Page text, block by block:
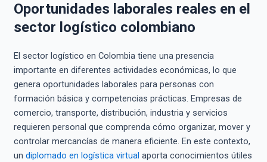
Oportunidades laborales reales en el
sector logístico colombiano
El sector logístico en Colombia tiene una presencia
importante en diferentes actividades económicas, lo que
genera oportunidades laborales para personas con
formación básica y competencias prácticas. Empresas de
comercio, transporte, distribución, industria y servicios
requieren personal que comprenda cómo organizar, mover y
controlar mercancías de manera eficiente. En este contexto,
un diplomado en logística virtual aporta conocimientos útiles